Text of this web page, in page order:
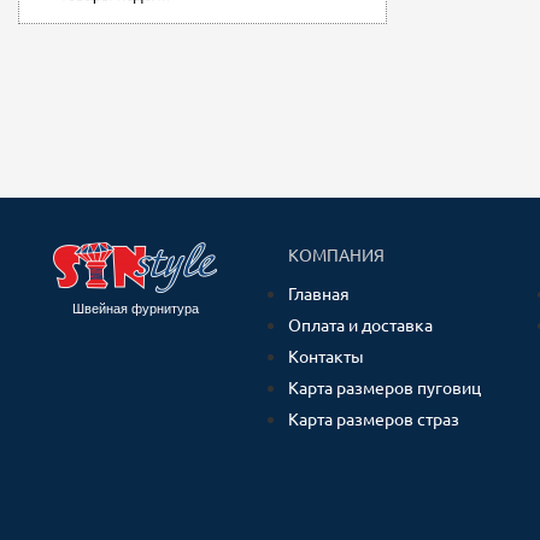
Швейная фурнитура
КОМПАНИЯ
Главная
Оплата и доставка
Контакты
Карта размеров пуговиц
Карта размеров страз